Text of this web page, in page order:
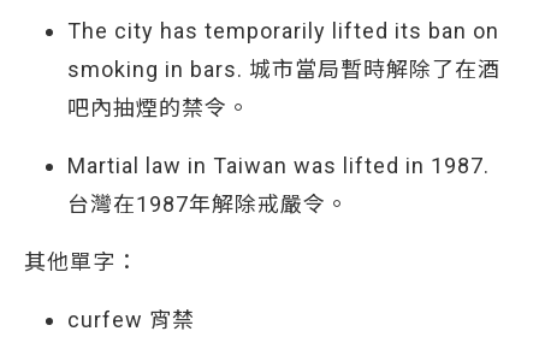
The city has temporarily lifted its ban on
smoking in bars. 城市當局暫時解除了在酒
吧內抽煙的禁令。
Martial law in Taiwan was lifted in 1987.
台灣在1987年解除戒嚴令。
其他單字：
curfew 宵禁